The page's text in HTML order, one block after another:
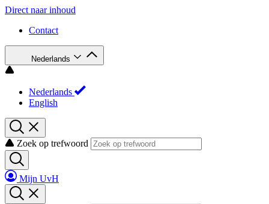
Direct naar inhoud
Contact
Nederlands
Nederlands
English
Zoek op trefwoord
Mijn UvH